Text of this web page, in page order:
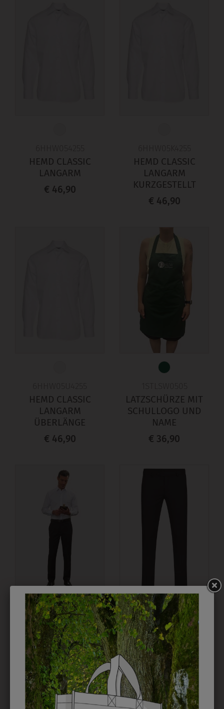
HEMD CLASSIC
LANGARM
€ 46,90
HEMD CLASSIC
LANGARM
KURZGESTELLT
€ 46,90
HEMD CLASSIC
LANGARM
ÜBERLÄNGE
€ 46,90
LATZSCHÜRZE MIT
SCHULLOGO UND
NAME
€ 36,90
38648D
HOSE MARS
€ 44,90
313177000010U
HERRENHOSE SF
ÜBERLÄNGE BASIC
€ 79,90